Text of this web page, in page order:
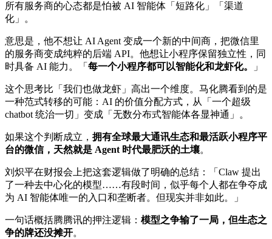
所有服务商的心态都是怕被 AI 智能体「短路化」「渠道
化」。
意思是，他不想让 AI Agent 变成一个新的中间商，把微信里
的服务商变成纯粹的后端 API。他想让小程序保留独立性，同
时具备 AI 能力。「 每一个小程序都可以智能化和龙虾化。 」
这个思考比「我们也做龙虾」高出一个维度。马化腾看到的是
一种范式转移的可能：AI 的价值分配方式，从「一个超级
chatbot 统治一切」变成「无数分布式智能体各显神通」。
如果这个判断成立， 拥有全球最大通讯生态和最活跃小程序平
台的微信，天然就是 Agent 时代最肥沃的土壤。
刘炽平在财报会上把这套逻辑做了明确的总结：「Claw 提出
了一种去中心化的模型……有段时间，似乎每个人都在争夺成
为 AI 智能体唯一的入口和垄断者。但现实并非如此。」
一句话概括腾腾讯的押注逻辑： 模型之争输了一局，但生态之
争的牌还没摊开。